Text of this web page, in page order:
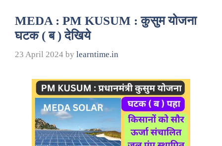
MEDA : PM KUSUM : कुसुम योजना
घटक ( ब ) देखिये
23 April 2024 by learntime.in